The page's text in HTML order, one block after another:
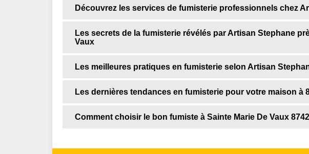
Découvrez les services de fumisterie professionnels chez
Les secrets de la fumisterie révélés par Artisan Stephane
Vaux
Les meilleures pratiques en fumisterie selon Artisan
Les dernières tendances en fumisterie pour votre maison à
Comment choisir le bon fumiste à Sainte Marie De Vaux